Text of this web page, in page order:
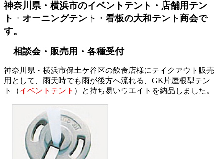
神奈川県・横浜市のイベントテント・店舗用テン
ト・オーニングテント・看板の大和テント商会で
す。
相談会・販売用・各種受付
神奈川県・横浜市保土ケ谷区の飲食店様にテイクアウト販売
用として、雨天時でも雨が後方へ流れる、GK片屋根型テン
ト（イベントテント ）と持ち易いウエイトを納品しました。